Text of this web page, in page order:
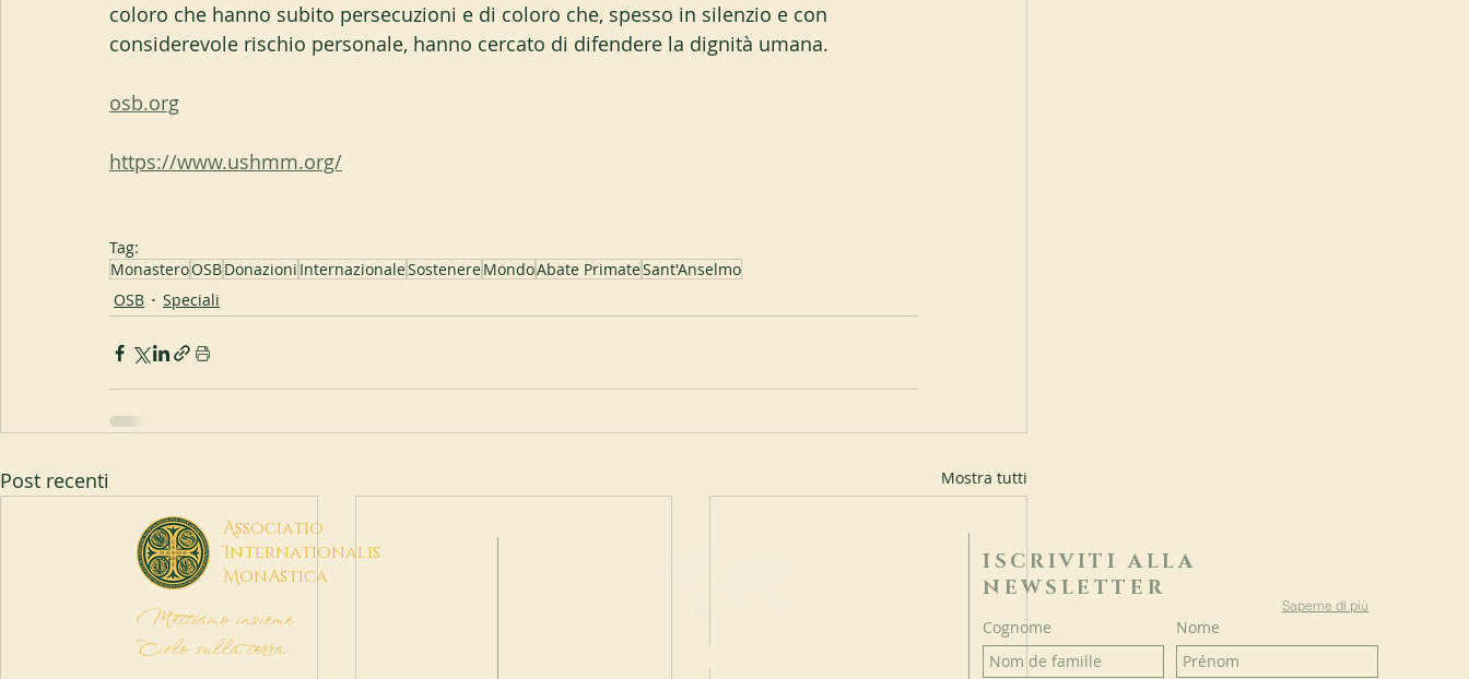
coloro che hanno subito persecuzioni e di coloro che, spesso in silenzio e con
considerevole rischio personale, hanno cercato di difendere la dignità umana.
osb.org
https://www.ushmm.org/
Tag:
MonasteroOSBDonazioni InternazionaleSostenereMondoAbate PrimateSant'Anselmo
OSB
Speciali
Post recenti Mostra tutti
Associatio
Internationalis
MonAstica
Mettiamo insieme
Cielo sulla terra
FAI UNA
ISCRIVITI ALLA
NEWSLETTER
Saperne di più
Cognome Nome